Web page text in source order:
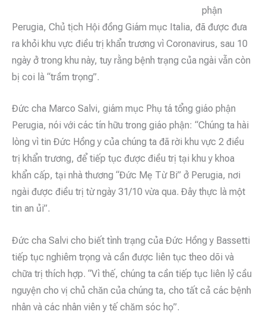
phận
Perugia, Chủ tịch Hội đồng Giám mục Italia, đã được đưa
ra khỏi khu vực điều trị khẩn trương vì Coronavirus, sau 10
ngày ở trong khu này, tuy rằng bệnh trạng của ngài vẫn còn
bị coi là “trầm trọng”.
Đức cha Marco Salvi, giám mục Phụ tá tổng giáo phận
Perugia, nói với các tín hữu trong giáo phận: “Chúng ta hài
lòng vì tin Đức Hồng y của chúng ta đã rời khu vực 2 điều
trị khẩn trương, để tiếp tục được điều trị tại khu y khoa
khẩn cấp, tại nhà thương “Đức Mẹ Từ Bi” ở Perugia, nơi
ngài được điều trị từ ngày 31/10 vừa qua. Đây thực là một
tin an ủi”.
Đức cha Salvi cho biết tình trạng của Đức Hồng y Bassetti
tiếp tục nghiêm trọng và cần được liên tục theo dõi và
chữa trị thích hợp. “Vì thế, chúng ta cần tiếp tục liên lỷ cầu
nguyện cho vị chủ chăn của chúng ta, cho tất cả các bệnh
nhân và các nhân viên y tế chăm sóc họ”.